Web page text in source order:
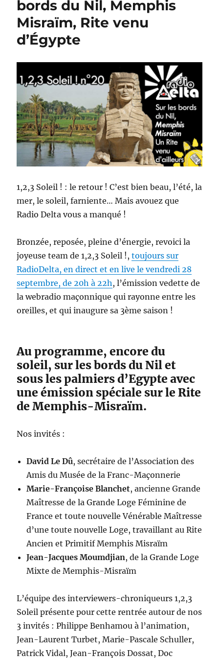
bords du Nil, Memphis
Misraïm, Rite venu
d’Égypte
1,2,3 Soleil ! : le retour ! C’est bien beau, l’été, la
mer, le soleil, farniente… Mais avouez que
Radio Delta vous a manqué !
Bronzée, reposée, pleine d’énergie, revoici la
joyeuse team de 1,2,3 Soleil !,toujours sur
RadioDelta, en direct et en live le vendredi 28
septembre, de 20h à 22h , l’émission vedette de
la webradio maçonnique qui rayonne entre les
oreilles, et qui inaugure sa 3ème saison !
Au programme, encore du
soleil, sur les bords du Nil et
sous les palmiers d’Egypte avec
une émission spéciale sur le Rite
de Memphis-Misraïm.
Nos invités :
David Le Dû, secrétaire de l’Association des
Amis du Musée de la Franc-Maçonnerie
Marie-Françoise Blanchet, ancienne Grande
Maîtresse de la Grande Loge Féminine de
France et toute nouvelle Vénérable Maîtresse
d’une toute nouvelle Loge, travaillant au Rite
Ancien et Primitif Memphis Misraïm
Jean-Jacques Moumdjian, de la Grande Loge
Mixte de Memphis-Misraïm
L’équipe des interviewers-chroniqueurs 1,2,3
Soleil présente pour cette rentrée autour de nos
3 invités : Philippe Benhamou à l’animation,
Jean-Laurent Turbet, Marie-Pascale Schuller,
Patrick Vidal, Jean-François Dossat, Doc